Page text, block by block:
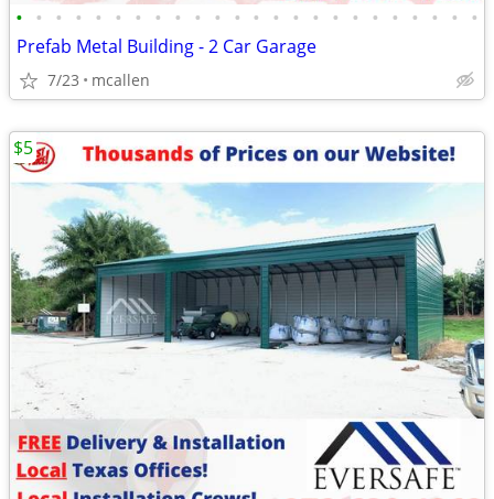
• • • • • • • • • • • • • • • • • • • • • • • •
Prefab Metal Building - 2 Car Garage
7/23 mcallen
$5